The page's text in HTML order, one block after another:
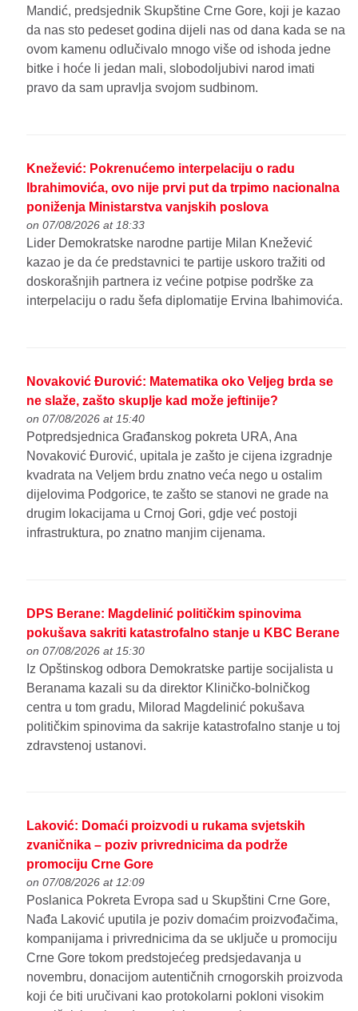
Mandić, predsjednik Skupštine Crne Gore, koji je kazao
da nas sto pedeset godina dijeli nas od dana kada se na
ovom kamenu odlučivalo mnogo više od ishoda jedne
bitke i hoće li jedan mali, slobodoljubivi narod imati
pravo da sam upravlja svojom sudbinom.
Knežević: Pokrenućemo interpelaciju o radu
Ibrahimovića, ovo nije prvi put da trpimo nacionalna
poniženja Ministarstva vanjskih poslova
on 07/08/2026 at 18:33
Lider Demokratske narodne partije Milan Knežević
kazao je da će predstavnici te partije uskoro tražiti od
doskorašnjih partnera iz većine potpise podrške za
interpelaciju o radu šefa diplomatije Ervina Ibahimovića.
Novaković Đurović: Matematika oko Veljeg brda se
ne slaže, zašto skuplje kad može jeftinije?
on 07/08/2026 at 15:40
Potpredsjednica Građanskog pokreta URA, Ana
Novaković Đurović, upitala je zašto je cijena izgradnje
kvadrata na Veljem brdu znatno veća nego u ostalim
dijelovima Podgorice, te zašto se stanovi ne grade na
drugim lokacijama u Crnoj Gori, gdje već postoji
infrastruktura, po znatno manjim cijenama.
DPS Berane: Magdelinić političkim spinovima
pokušava sakriti katastrofalno stanje u KBC Berane
on 07/08/2026 at 15:30
Iz Opštinskog odbora Demokratske partije socijalista u
Beranama kazali su da direktor Kliničko-bolničkog
centra u tom gradu, Milorad Magdelinić pokušava
političkim spinovima da sakrije katastrofalno stanje u toj
zdravstenoj ustanovi.
Laković: Domaći proizvodi u rukama svjetskih
zvaničnika – poziv privrednicima da podrže
promociju Crne Gore
on 07/08/2026 at 12:09
Poslanica Pokreta Evropa sad u Skupštini Crne Gore,
Nađa Laković uputila je poziv domaćim proizvođačima,
kompanijama i privrednicima da se uključe u promociju
Crne Gore tokom predstojećeg predsjedavanja u
novembru, donacijom autentičnih crnogorskih proizvoda
koji će biti uručivani kao protokolarni pokloni visokim